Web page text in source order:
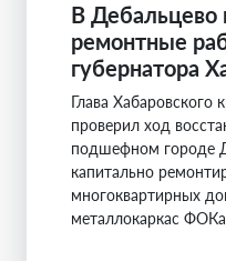
В
ремонтные
губернатора
Глава
проверил ход
подшефном городе
капитально
многоквартирных
металлокаркас